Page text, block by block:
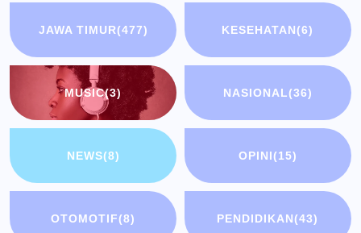
JAWA TIMUR(477) KESEHATAN(6)
MUSIC(3) NASIONAL(36)
NEWS(8) OPINI(15)
OTOMOTIF(8) PENDIDIKAN(43)